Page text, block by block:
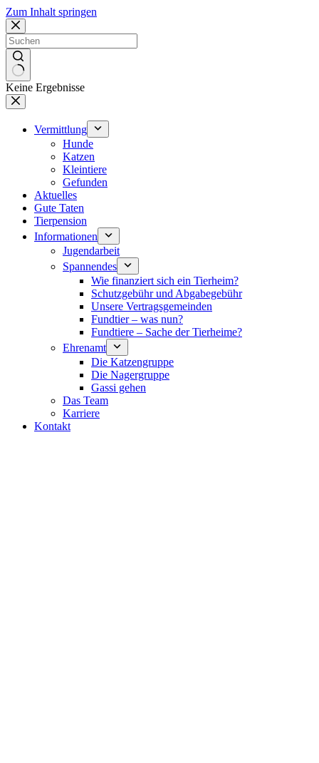
Zum Inhalt springen
Keine Ergebnisse
Vermittlung
Hunde
Katzen
Kleintiere
Gefunden
Aktuelles
Gute Taten
Tierpension
Informationen
Jugendarbeit
Spannendes
Wie finanziert sich ein Tierheim?
Schutzgebühr und Abgabegebühr
Unsere Vertragsgemeinden
Fundtier – was nun?
Fundtiere – Sache der Tierheime?
Ehrenamt
Die Katzengruppe
Die Nagergruppe
Gassi gehen
Das Team
Karriere
Kontakt